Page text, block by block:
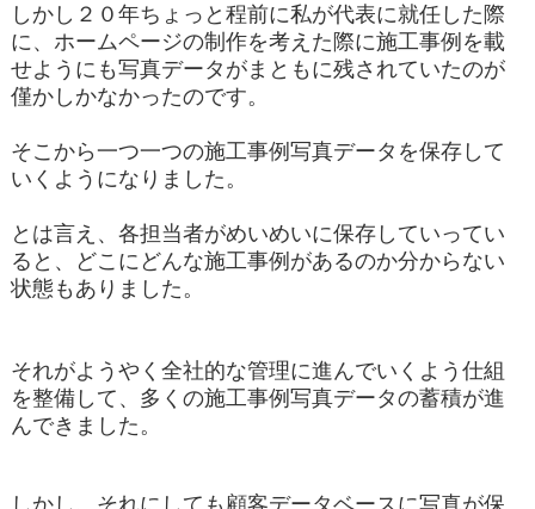
しかし２０年ちょっと程前に私が代表に就任した際
に、ホームページの制作を考えた際に施工事例を載
せようにも写真データがまともに残されていたのが
僅かしかなかったのです。
そこから一つ一つの施工事例写真データを保存して
いくようになりました。
とは言え、各担当者がめいめいに保存していってい
ると、どこにどんな施工事例があるのか分からない
状態もありました。
それがようやく全社的な管理に進んでいくよう仕組
を整備して、多くの施工事例写真データの蓄積が進
んできました。
しかし、それにしても顧客データベースに写真が保